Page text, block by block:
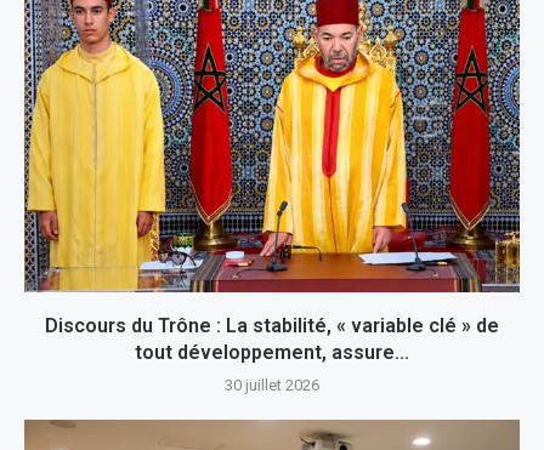
Discours du Trône : La stabilité, « variable clé » de
tout développement, assure...
30 juillet 2026